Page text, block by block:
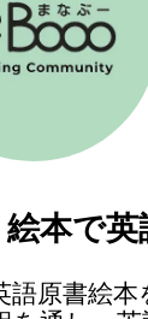
絵本で英
語原書絵